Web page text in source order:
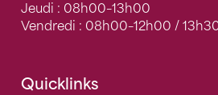
Jeudi : 08h00–13h00
Vendredi : 08h00–12h00 /
Quicklinks